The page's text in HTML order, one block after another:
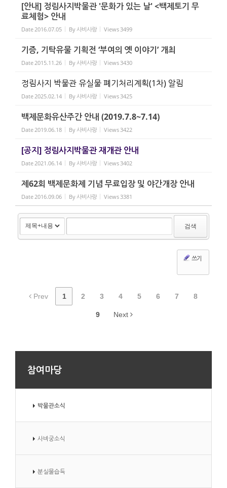
[안내] 정림사지박물관 '문화가 있는 날' <백제토기 무
료체험> 안내
Date2016.07.05 By사비사랑 Views3499
기증, 기탁유물 기획전 ‘부여의 옛 이야기’ 개최
Date2015.11.26 By사비사랑 Views3430
정림사지 박물관 유실물 폐기처리계획(1차) 알림
Date2025.02.14 By사비사랑 Views3425
백제문화유산주간 안내 (2019.7.8~7.14)
Date2019.06.18 By사비사랑 Views3422
[공지] 정림사지박물관 재개관 안내
Date2021.06.14 By사비사랑 Views3402
제62회 백제문화제 기념 무료입장 및 야간개장 안내
Date2016.09.06 By사비사랑 Views3381
검색
쓰기
Prev 1 2 3 4 5 6 7 8
9 Next
참여마당
박물관소식
사비궁소식
분실물습득